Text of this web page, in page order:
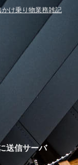
かけ乗り物業務雑記
送信サーバ